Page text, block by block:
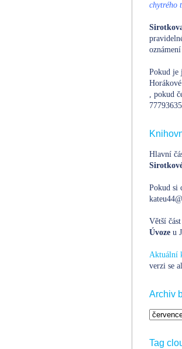
chytrého
Pokud je
, pokud
Hlavní
Pokud si
Větší
Úvoze u
Aktuální
verzi se
Archiv
Tag